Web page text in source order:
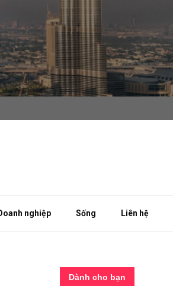
nghiệp Sống Liên hệ
Dành cho bạn